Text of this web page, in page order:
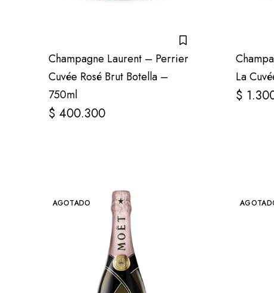
Champagne Laurent – Perrier
Cuvée Rosé Brut Botella –
750ml
$ 400.300
La
$
AGOTADO